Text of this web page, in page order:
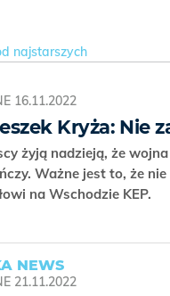
najstarszych
16.11.2022
Kryża: Nie
żyją nadzieją, że
Ważne jest to, że
na Wschodzie KEP.
NEWS
21.11.2022